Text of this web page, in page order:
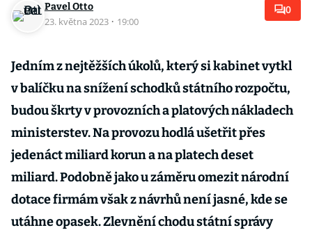
Pavel Otto
23. května 2023 · 19:00
0
Jedním z nejtěžších úkolů, který si kabinet vytkl
v balíčku na snížení schodků státního rozpočtu,
budou škrty v provozních a platových nákladech
ministerstev. Na provozu hodlá ušetřit přes
jedenáct miliard korun a na platech deset
miliard. Podobně jako u záměru omezit národní
dotace firmám však z návrhů není jasné, kde se
utáhne opasek. Zlevnění chodu státní správy